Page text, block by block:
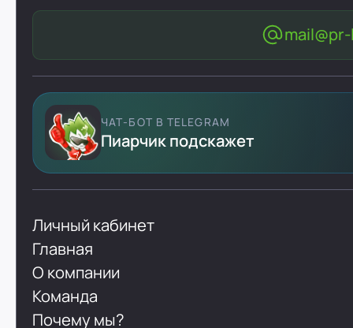
ЧАТ-БОТ В TELEGRAM
Пиарчик подскажет
Личный кабинет
Главная
О компании
Команда
Почему мы?